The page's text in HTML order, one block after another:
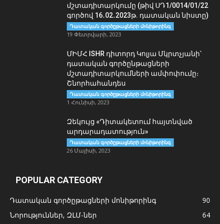
մշտադիտարկումը (թիվ ՍԴ1/0014/01/22
գործով 16․02․2023թ. դատական նիստը)
Դատական գործըթացների մոնիթորինգ
19 Փետրվարի, 2023
ՄԻՄՀ ISHR դիտորդ Կոլյա Մկրտչյանի՝
դատական գործընթացների
մշտադիտարկումների ամփոփումը։
Շնորհահանդես
Դատական գործըթացների մոնիթորինգ
1 Հունիսի, 2023
Զեկույց «Դիտակետում հայտնված
արդարադատություն»
Դատական գործըթացների մոնիթորինգ
26 Մայիսի, 2023
POPULAR CATEGORY
Դատական գործըթացների մոնիթորինգ
90
Նորություններ, ԶԼՄ-ներ
64